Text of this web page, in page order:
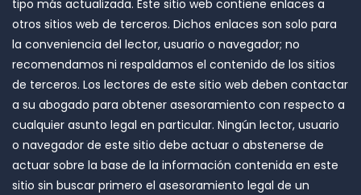
tipo más actualizada. Este sitio web contiene enlaces a
otros sitios web de terceros. Dichos enlaces son solo para
la conveniencia del lector, usuario o navegador; no
recomendamos ni respaldamos el contenido de los sitios
de terceros. Los lectores de este sitio web deben contactar
a su abogado para obtener asesoramiento con respecto a
cualquier asunto legal en particular. Ningún lector, usuario
o navegador de este sitio debe actuar o abstenerse de
actuar sobre la base de la información contenida en este
sitio sin buscar primero el asesoramiento legal de un